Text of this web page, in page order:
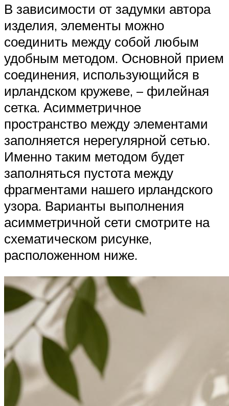
В зависимости от задумки автора
изделия, элементы можно
соединить между собой любым
удобным методом. Основной прием
соединения, использующийся в
ирландском кружеве, – филейная
сетка. Асимметричное
пространство между элементами
заполняется нерегулярной сетью.
Именно таким методом будет
заполняться пустота между
фрагментами нашего ирландского
узора. Варианты выполнения
асимметричной сети смотрите на
схематическом рисунке,
расположенном ниже.